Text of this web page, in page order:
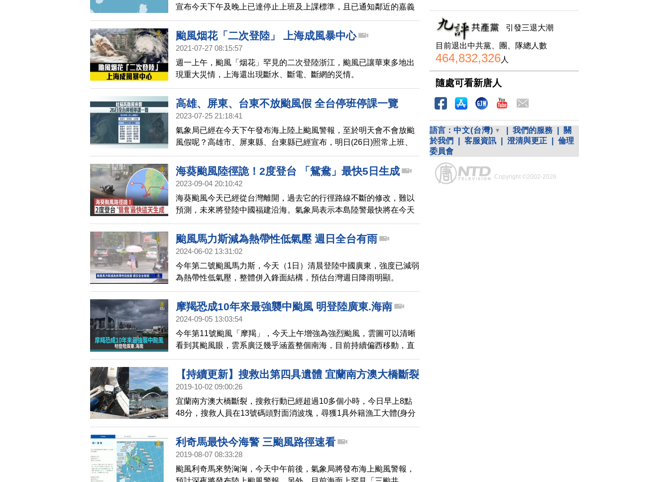
宣布今天下午及晚上已達停止上班及上課標準，且已通知鄰近的嘉義
市政府、嘉義縣政府、彰化縣政府、南投縣政府。
颱風烟花「二次登陸」 上海成風暴中心
2021-07-27 08:15:57
週一上午，颱風「烟花」罕見的二次登陸浙江，颱風已讓華東多地出
現重大災情，上海還出現斷水、斷電、斷網的災情。
高雄、屏東、台東不放颱風假 全台停班停課一覽
2023-07-25 21:18:41
氣象局已經在今天下午發布海上陸上颱風警報，至於明天會不會放颱
風假呢？高雄市、屏東縣、台東縣已經宣布，明日(26日)照常上班、
上課。而其餘縣市也都宣布，因未列入警戒區域，明天照常上班、照
常上課。
海葵颱風陸徑詭！2度登台 「鴛鴦」最快5日生成
2023-09-04 20:10:42
海葵颱風今天已經從台灣離開，過去它的行徑路線不斷的修改，難以
預測，未來將登陸中國福建沿海。氣象局表示本島陸警最快將在今天
傍晚解除，海警最快將在明天下半天解除。
颱風馬力斯減為熱帶性低氣壓 週日全台有雨
2024-06-02 13:31:02
今年第二號颱風馬力斯，今天（1日）清晨登陸中國廣東，強度已減弱
為熱帶性低氣壓，整體併入鋒面結構，預估台灣週日降雨明顯。
摩羯恐成10年來最強襲中颱風 明登陸廣東.海南
2024-09-05 13:03:54
今年第11號颱風「摩羯」，今天上午增強為強烈颱風，雲圖可以清晰
看到其颱風眼，雲系廣泛幾乎涵蓋整個南海，目前持續偏西移動，直
撲雷州半島，對廣東、海南島一帶構成嚴重威脅，可能成為10年來登
陸中國的最強颱風。
【持續更新】搜救出第四具遺體 宜蘭南方澳大橋斷裂
將保全證據
2019-10-02 09:00:26
宜蘭南方澳大橋斷裂，搜救行動已經超過10多個小時，今日早上8點
48分，搜救人員在13號碼頭對面消波塊，尋獲1具外籍漁工大體(身分
確認中) 送蘇澳榮民總醫院，尚有2名失聯外籍漁工持續搜尋中。
利奇馬最快今海警 三颱風路徑速看
2019-08-07 08:33:28
颱風利奇馬來勢洶洶，今天中午前後，氣象局將發布海上颱風警報，
引發三退大潮
目前退出中共黨、團、隊總人數
464,832,326人
隨處可看新唐人
語言： 中文(台灣) 我們的服務
關
於我們
客服資訊 澄清與更正
倫理
委員會
Copyright ©2002-2026